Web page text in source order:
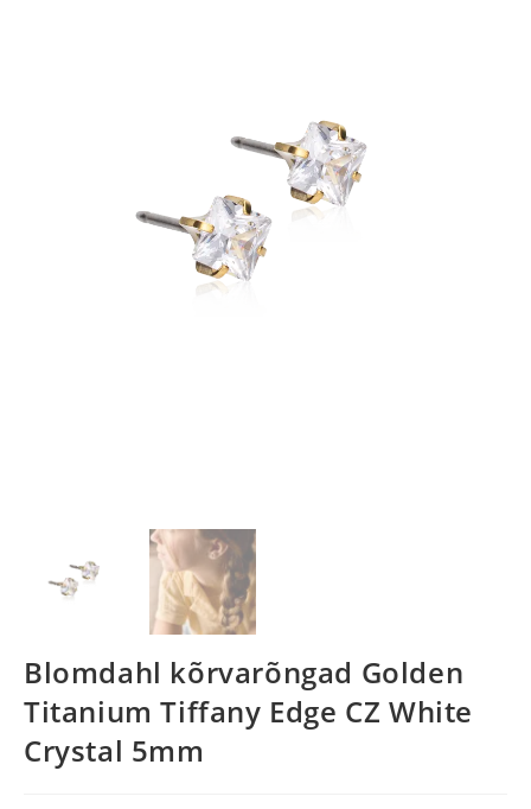
Blomdahl kõrvarõngad Golden
Titanium Tiffany Edge CZ White
Crystal 5mm